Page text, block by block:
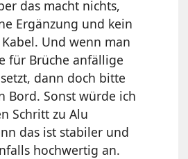
das macht nichts,
Ergänzung und kein
Und wenn man
für Brüche anfällige
dann doch bitte
Bord. Sonst würde ich
Schritt zu Alu
das ist stabiler und
hochwertig an.